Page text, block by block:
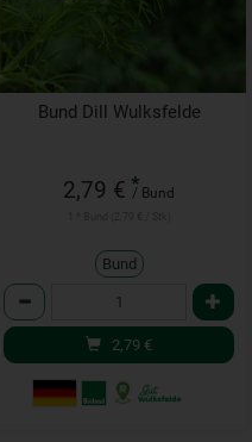
Bund Dill Wulksfelde
2,79 € *
/ Bund
Bund
Anzahl
2,79 €